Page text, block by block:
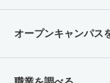
オープンキャンパス